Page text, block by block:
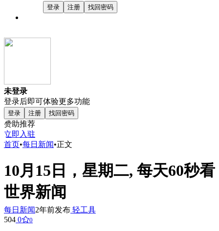
登录 注册 找回密码
未登录
登录后即可体验更多功能
登录 注册 找回密码
赞助推荐
立即入驻
首页•每日新闻•正文
10月15日，星期二, 每天60秒看
世界新闻
每日新闻2年前发布 轻工具
504 0 0